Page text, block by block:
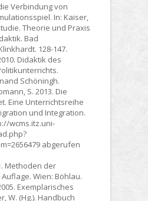
Verbindung von
In: Kaiser,
Theorie und Praxis
Bad
128-147.
Didaktik des
Schöningh.
S. 2013. Die
Eine Unterrichtsreihe
und Integration.
wcms.itz.uni-
abgerufen
Methoden der
Wien: Böhlau.
Exemplarisches
W. (Hg.). Handbuch